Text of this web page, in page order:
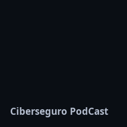
Ciberseguro PodCast